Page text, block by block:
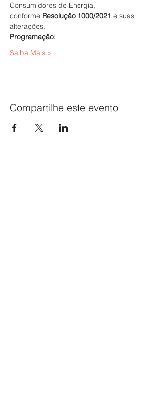
Consumidores de Energia,
conforme Resolução 1000/2021 e suas
alterações.
Programação:
Saiba Mais >
Compartilhe este evento